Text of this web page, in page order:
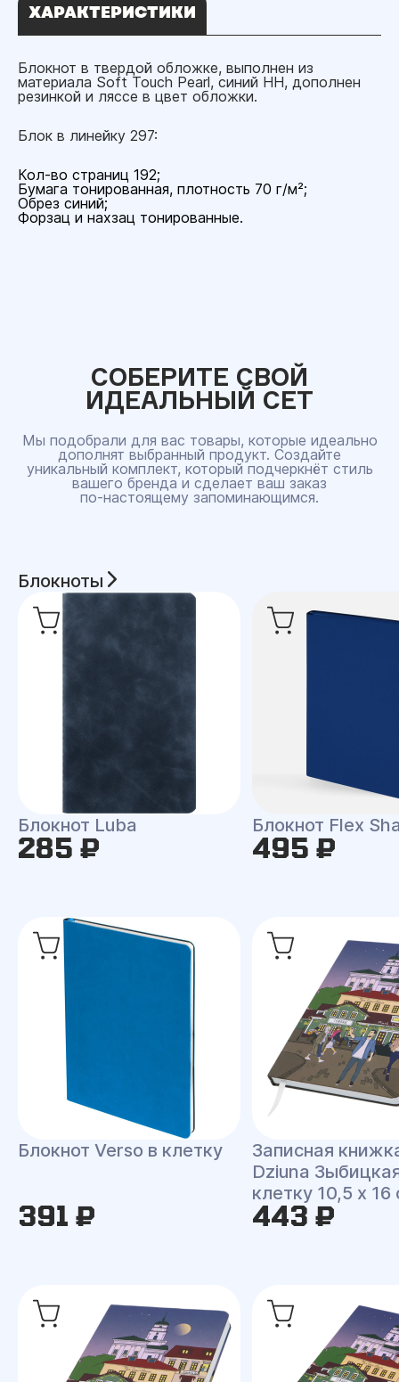
ХАРАКТЕРИСТИКИ
Блокнот в твердой обложке, выполнен из
материала Soft Touch Pearl, синий НН, дополнен
резинкой и ляссе в цвет обложки.
Блок в линейку 297:
Кол-во страниц 192;
Бумага тонированная, плотность 70 г/м²;
Обрез синий;
Форзац и нахзац тонированные.
СОБЕРИТЕ СВОЙ
ИДЕАЛЬНЫЙ СЕТ
Мы подобрали для вас товары, которые идеально
дополнят выбранный продукт. Создайте
уникальный комплект, который подчеркнёт стиль
вашего бренда и сделает ваш заказ
по‑настоящему запоминающимся.
Блокноты
Блокнот Luba
285 ₽
Блокнот Flex
495 ₽
Блокнот Verso в клетку
391 ₽
Записная
Dziuna
клетку 10,5 x 16
443 ₽